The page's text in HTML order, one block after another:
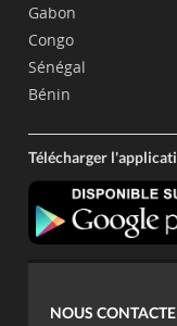
Gabon
Congo
Sénégal
Bénin
Télécharger
NOUS